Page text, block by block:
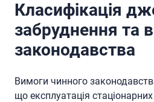
Класифікація
забруднення та
законодавства
Вимоги чинного
що експлуатація